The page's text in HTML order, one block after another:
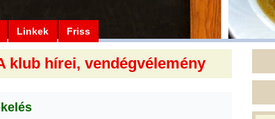
Linkek Friss
klub hírei, vendégvélemény